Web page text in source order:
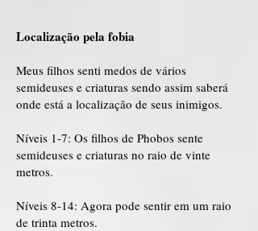
Localização pela fobia
Meus filhos senti medos de vários
semideuses e criaturas sendo assim saberá
onde está a localização de seus inimigos.
Níveis 1-7: Os filhos de Phobos sente
semideuses e criaturas no raio de vinte
metros.
Níveis 8-14: Agora pode sentir em um raio
de trinta metros.